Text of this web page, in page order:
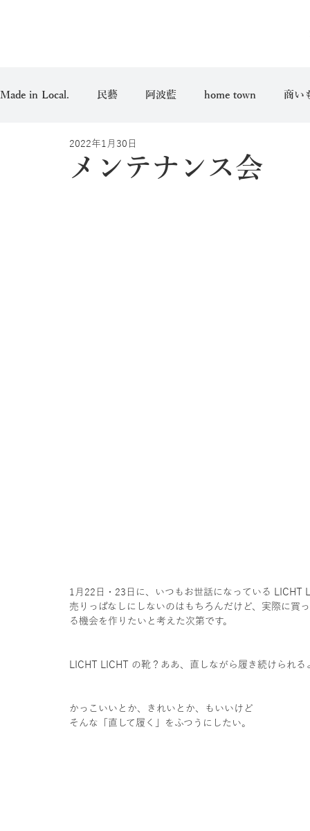
Made in Local. 民藝 阿波藍 home town 商い
メンテナンス会
2022年1月30日
1月22日・23日に、いつもお世話になっている LICHT
売りっぱなしにしないのはもちろんだけど、実際に買
る機会を作りたいと考えた次第です。
LICHT LICHT の靴？ああ、直しながら履き続けられる
かっこいいとか、きれいとか、もいいけど
そんな「直して履く」をふつうにしたい。